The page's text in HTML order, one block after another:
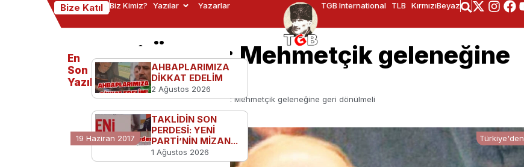
Bize Katıl Biz Kimiz? Yazılar Yazarlar TGB International TLB KırmızıBeyaz
Necati Özgen: Mehmetçik geleneğine
geri dönülmeli
Ana Sayfa Türkiye'den Necati Özgen: Mehmetçik geleneğine geri dönülmeli
19 Haziran 2017 Türkiye'den
En
Son
Yazılanlar
AHBAPLARIMIZA
DİKKAT EDELİM
2 Ağustos 2026
TAKLİDİN SON
PERDESİ: YENİ
PARTİ’NİN MİZAN...
1 Ağustos 2026